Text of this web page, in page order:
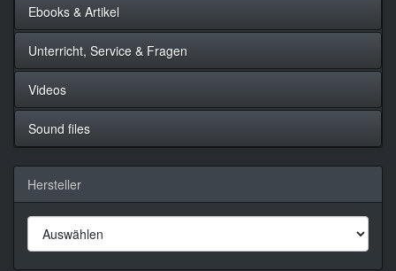
Ebooks & Artikel
Unterricht, Service & Fragen
Videos
Sound files
Hersteller